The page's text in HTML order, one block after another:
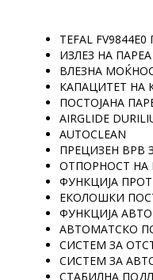
TEFAL
ИЗЛЕЗ НА ПАРЕА
ВЛЕЗНА
КАПАЦИТЕТ НА
ПОСТОЈАНА
AIRGLIDE
AUTOCLEAN
ПРЕЦИЗЕН ВРВ
ОТПОРНОСТ НА
ФУНКЦИЈА
ЕКОЛОШКИ
ФУНКЦИЈА
АВТОМАТСКО
СИСТЕМ ЗА
СИСТЕМ ЗА
СТАБИЛНА